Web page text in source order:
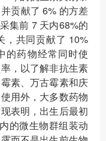
贡献了 6% 的方差
集前 7 天内68%的
，共同贡献了 10%
的药物经常同时使
，以了解非抗生素
素、万古霉素和庆
用外，大多数药物
表明，出生后最初
的微生物群组装动